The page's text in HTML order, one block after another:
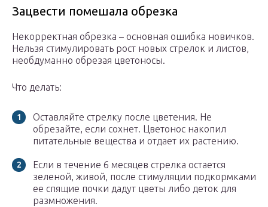
Зацвести помешала обрезка
Некорректная обрезка – основная ошибка новичков.
Нельзя стимулировать рост новых стрелок и листов,
необдуманно обрезая цветоносы.
Что делать:
Оставляйте стрелку после цветения. Не
обрезайте, если сохнет. Цветонос накопил
питательные вещества и отдает их растению.
Если в течение 6 месяцев стрелка остается
зеленой, живой, после стимуляции подкормками
ее спящие почки дадут цветы либо деток для
размножения.